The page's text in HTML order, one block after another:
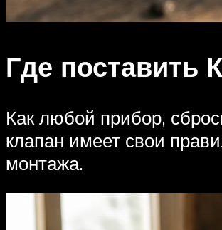
Где поставить
Как любой прибор,
клапан имеет свои
монтажа.